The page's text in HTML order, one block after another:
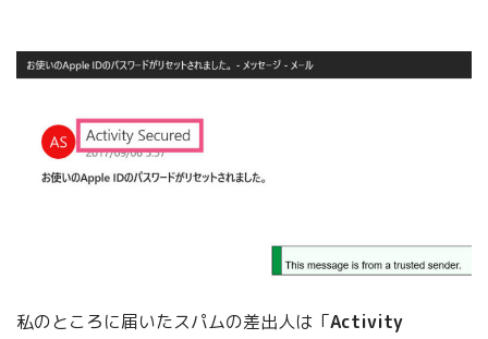
私のところに届いたスパムの差出人は「Activity